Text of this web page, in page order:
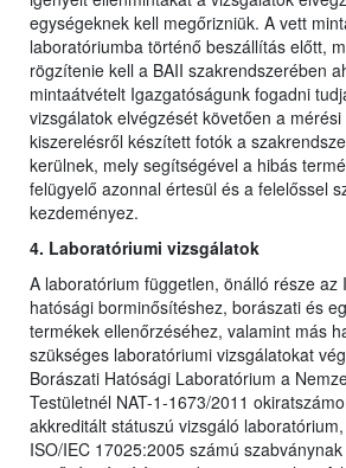
egységeknek kell megőrizniük. A vett
laboratóriumba történő beszállítás előtt,
rögzítenie kell a BAII szakrendszerében
mintaátvételt Igazgatóságunk fogadni
vizsgálatok elvégzését követően a
kiszerelésről készített fotók a
kerülnek, mely segítségével a hibás
felügyelő azonnal értesül és a felelőssel
kezdeményez.
4. Laboratóriumi vizsgálatok
A laboratórium független, önálló része az
hatósági borminősítéshez, borászati és
termékek ellenőrzéséhez, valamint más
szükséges laboratóriumi vizsgálatokat
Borászati Hatósági Laboratórium a
Testületnél NAT-1-1673/2011
akkreditált státuszú vizsgáló
ISO/IEC 17025:2005 számú